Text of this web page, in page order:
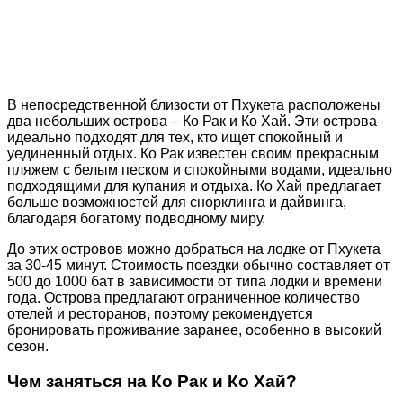
В непосредственной близости от Пхукета расположены
два небольших острова – Ко Рак и Ко Хай. Эти острова
идеально подходят для тех, кто ищет спокойный и
уединенный отдых. Ко Рак известен своим прекрасным
пляжем с белым песком и спокойными водами, идеально
подходящими для купания и отдыха. Ко Хай предлагает
больше возможностей для снорклинга и дайвинга,
благодаря богатому подводному миру.
До этих островов можно добраться на лодке от Пхукета
за 30-45 минут. Стоимость поездки обычно составляет от
500 до 1000 бат в зависимости от типа лодки и времени
года. Острова предлагают ограниченное количество
отелей и ресторанов, поэтому рекомендуется
бронировать проживание заранее, особенно в высокий
сезон.
Чем заняться на Ко Рак и Ко Хай?